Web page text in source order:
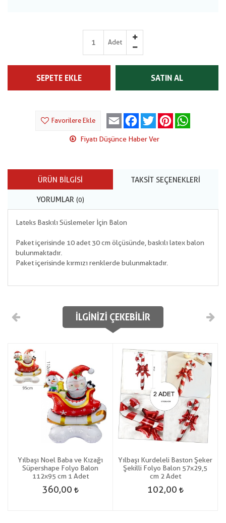
Adet
SEPETE EKLE SATIN AL
Favorilere Ekle Email Facebook
Twitter Pinterest
Fiyatı Düşünce Haber Ver
ÜRÜN BILGISI TAKSIT SEÇENEKLERI
YORUMLAR (0)
Lateks Baskılı Süslemeler İçin Balon
Paket içerisinde 10 adet 30 cm ölçüsünde, baskılı latex balon
bulunmaktadır.
Paket içerisinde kırmızı renklerde bulunmaktadır.
İLGINIZI ÇEKEBILIR
Yılbaşı Noel Baba ve Kızağı
Süpershape Folyo Balon
112x95 cm 1 Adet
360,00
Yılbaşı Kurdeleli Baston Şeker
Şekilli Folyo Balon 57x29,5
cm 2 Adet
102,00